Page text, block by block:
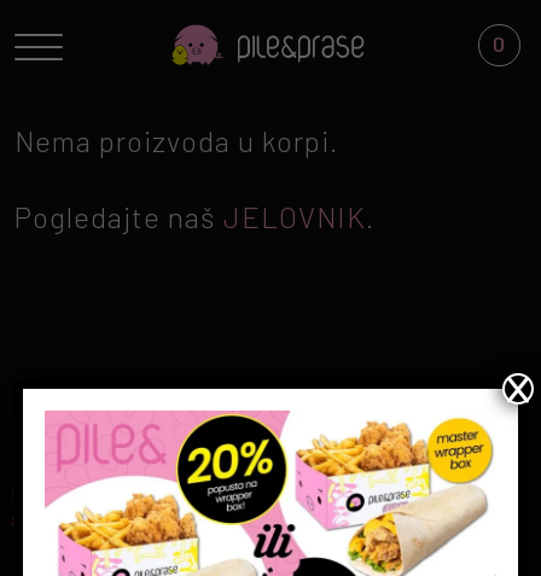
Toggle navigation 0
Nema proizvoda u korpi.
Pogledajte naš JELOVNIK.